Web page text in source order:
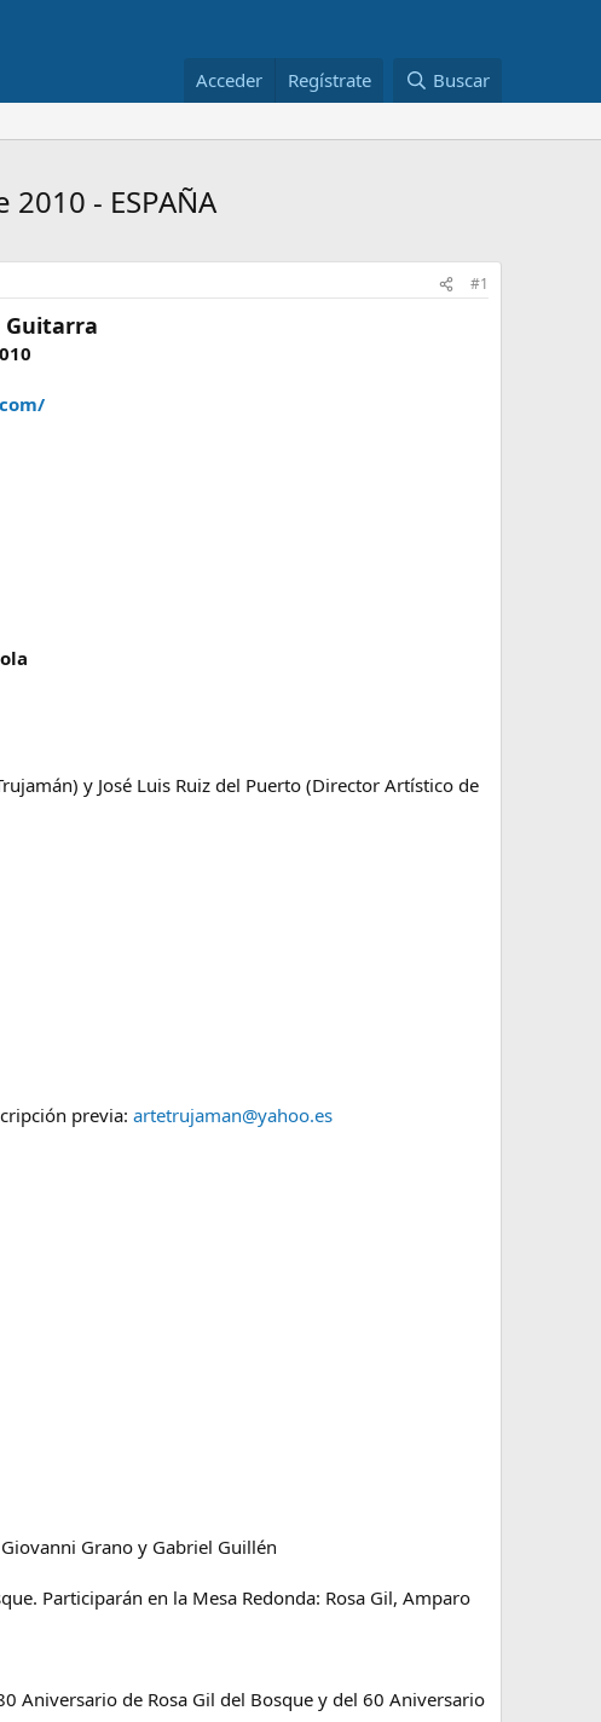
Acceder Regístrate Buscar
- ESPAÑA
#1
Guitarra
y José Luis Ruiz del Puerto (Director Artístico de
previa: artetrujaman@yahoo.es
Grano y Gabriel Guillén
Participarán en la Mesa Redonda: Rosa Gil, Amparo
Aniversario de Rosa Gil del Bosque y del 60 Aniversario